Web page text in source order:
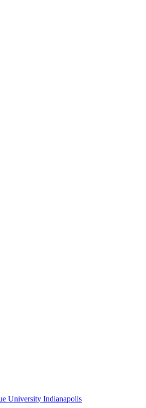
University Indianapolis